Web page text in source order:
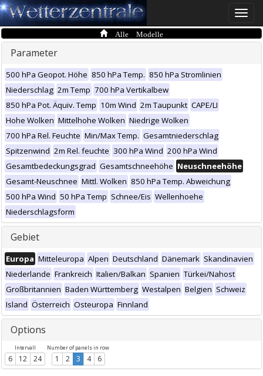
Toggle
Alle Modelle
Parameter
500 hPa Geopot. Höhe 850 hPa Temp. 850 hPa Stromlinien
Niederschlag 2m Temp 700 hPa Vertikalbew
850 hPa Pot. Äquiv. Temp 10m Wind 2m Taupunkt CAPE/LI
Hohe Wolken Mittelhohe Wolken Niedrige Wolken
700 hPa Rel. Feuchte Min/Max Temp. Gesamtniederschlag
Spitzenwind 2m Rel. feuchte 300 hPa Wind 200 hPa Wind
Gesamtbedeckungsgrad Gesamtschneehöhe Neuschneehöhe
Gesamt-Neuschnee Mittl. Wolken 850 hPa Temp. Abweichung
500 hPa Wind 50 hPa Temp Schnee/Eis Wellenhoehe
Niederschlagsform
Gebiet
Europa Mitteleuropa Alpen Deutschland Dänemark Skandinavien
Niederlande Frankreich Italien/Balkan Spanien Türkei/Nahost
Großbritannien Baden Württemberg Westalpen Belgien Schweiz
Island Österreich Osteuropa Finnland
Options
Intervall
6 12 24
Number of panels in row
1 2 3 4 6